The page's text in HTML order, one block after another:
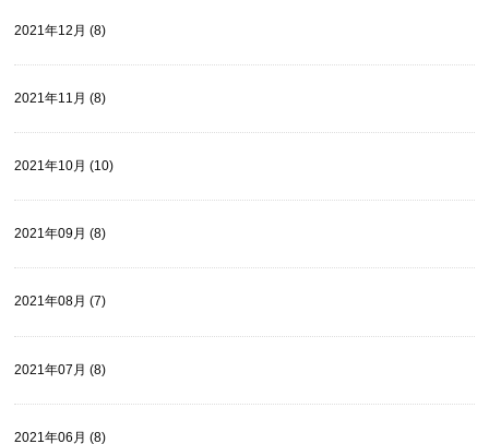
2021年12月 (8)
2021年11月 (8)
2021年10月 (10)
2021年09月 (8)
2021年08月 (7)
2021年07月 (8)
2021年06月 (8)